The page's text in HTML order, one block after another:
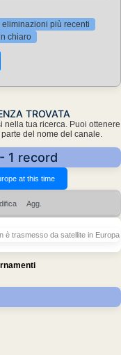
eliminazioni più recenti
chiaro
TROVATA
nella tua ricerca. Puoi ottenere
del nome del canale.
1 record
Agg.
è trasmesso da satellite in Europa